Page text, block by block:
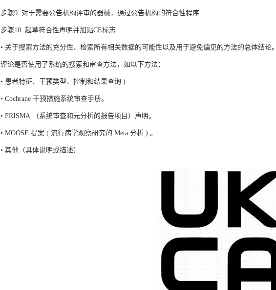
步骤9. 对于需要公告机构评审的器械，通过公告机构的符合性程序
步骤10. 起草符合性声明并加贴CE标志
• 关于搜索方法的充分性、检索所有相关数据的可能性以及用于避免偏见的方法的总体结论
评论是否使用了系统的搜索和审查方法，如以下方法：
• 患者特征、干预类型、控制和结果查询 )
• Cochrane 干预措施系统审查手册。
• PRISMA （系统审查和元分析的报告项目）声明。
• MOOSE 提案 ( 流行病学观察研究的 Meta 分析 ) 。
• 其他（具体说明或描述）